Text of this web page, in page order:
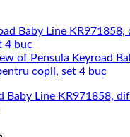
Baby Line KR971858,